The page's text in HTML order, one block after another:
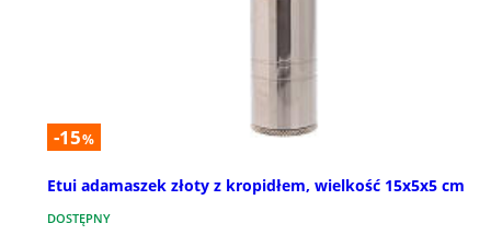
-15%
Etui adamaszek złoty z kropidłem, wielkość 15x5x5 cm
DOSTĘPNY